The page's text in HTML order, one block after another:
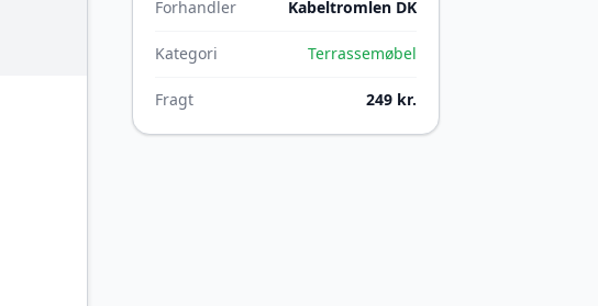
Forhandler Kabeltromlen DK
Kategori Terrassemøbel
Fragt 249 kr.